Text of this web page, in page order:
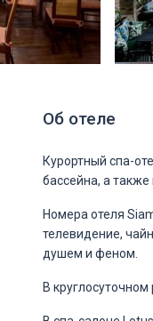
Об отеле
Курортный спа-
бассейна, а
Номера отеля
телевидение,
душем и феном.
В